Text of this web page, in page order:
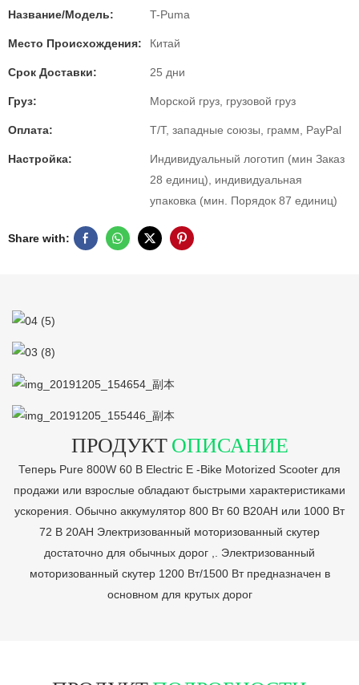
Название/Модель: T-Puma
Место Происхождения: Китай
Срок Доставки: 25 дни
Груз: Морской груз, грузовой груз
Оплата: T/T, западные союзы, грамм, PayPal
Настройка:
Индивидуальный логотип (мин Заказ
28 единиц), индивидуальная
упаковка (мин. Порядок 87 единиц)
Share with:
ПРОДУКТОПИСАНИЕ
Теперь Pure 800W 60 В Electric E -Bike Motorized Scooter для
продажи или взрослые обладают быстрыми характеристиками
ускорения. Обычно аккумулятор 800 Вт 60 В20AH или 1000 Вт
72 В 20AH Электризованный моторизованный скутер
достаточно для обычных дорог ,. Электризованный
моторизованный скутер 1200 Вт/1500 Вт предназначен в
основном для крутых дорог